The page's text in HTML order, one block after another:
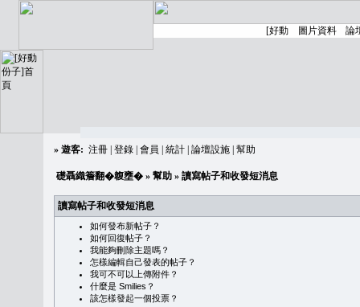
» 遊客: 注冊 登錄 會員 統計 論壇設施 幫助
礎聶織簷翻�䪖壅� » 幫助 » 讀寫帖子和收發短消息
讀寫帖子和收發短消息
如何發布新帖子？
如何回復帖子？
我能夠刪除主題嗎？
怎樣編輯自己發表的帖子？
我可不可以上傳附件？
什麼是 Smilies？
該怎樣發起一個投票？